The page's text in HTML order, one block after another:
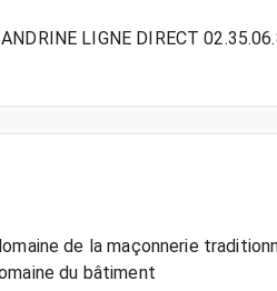
LIGNE DIRECT
de la maçonnerie
du bâtiment